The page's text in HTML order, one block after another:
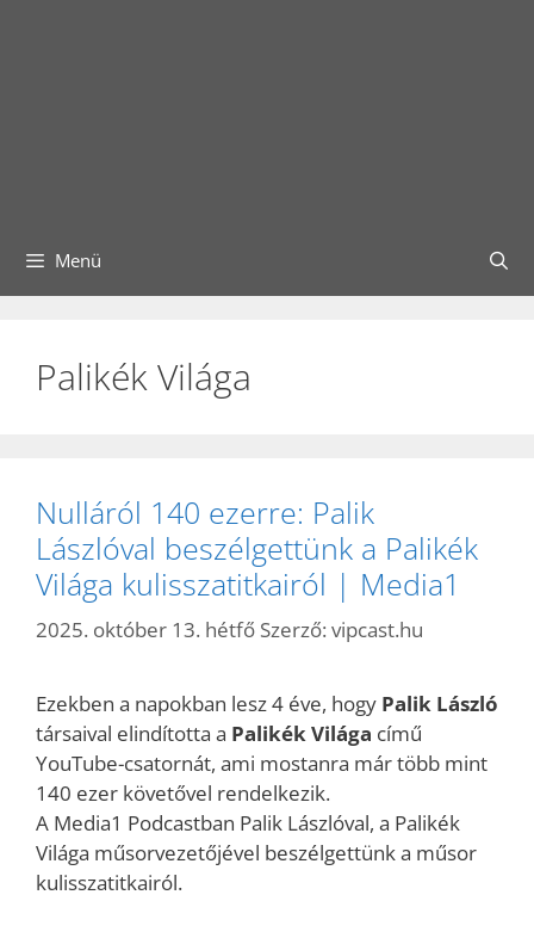
Menü
Palikék Világa
Nulláról 140 ezerre: Palik
Lászlóval beszélgettünk a Palikék
Világa kulisszatitkairól | Media1
2025. október 13. hétfő Szerző: vipcast.hu
Ezekben a napokban lesz 4 éve, hogy Palik László
társaival elindította a Palikék Világa című
YouTube-csatornát, ami mostanra már több mint
140 ezer követővel rendelkezik.
A Media1 Podcastban Palik Lászlóval, a Palikék
Világa műsorvezetőjével beszélgettünk a műsor
kulisszatitkairól.